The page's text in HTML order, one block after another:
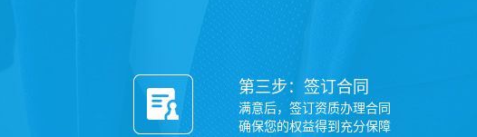
第三步：签订合同
满意后，签订资质办理合同
确保您的权益得到充分保障